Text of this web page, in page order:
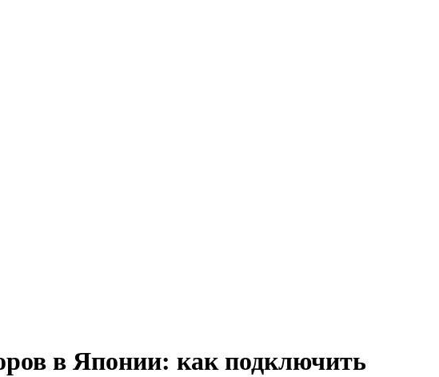
в Японии: как подключить